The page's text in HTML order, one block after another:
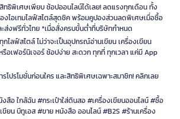
ทธิพิเศษเพียบ ช้อปออนไลน์ได้เลย! ลดแรงทุกเดือน ทั้ง
งไอเทมไลฟ์สไตล์สุดชิค พร้อมคูปองส่วนลดพิเศษเมื่อซื้อ
ะส่งฟรีทั่วไทย *เมื่อสั่งครบขั้นต่ำที่บริษัทกำหนด
ไลฟ์สไตล์ ไม่ว่าจะเป็นอุปกรณ์อ่านเขียน เครื่องเขียน
อเฟอร์นิเจอร์ ช้อปง่าย สะดวก ทุกที่ ทุกเวลา แค่มี App
โปรโมชั่นก่อนใคร และสิทธิพิเศษเฉพาะสมาชิก! คลิกเลย
สือ ใกล้ฉัน #กระเป๋าใส่ดินสอ #เครื่องเขียนออนไลน์ #ซื้อ
ยน บีทูเอส #ขาย หนังสือ ออนไลน์ #B2S #ร้านเครื่อง